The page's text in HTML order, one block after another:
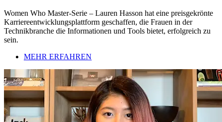
Women Who Master-Serie – Lauren Hasson hat eine preisgekrönte
Karriereentwicklungsplattform geschaffen, die Frauen in der
Technikbranche die Informationen und Tools bietet, erfolgreich zu
sein.
MEHR ERFAHREN